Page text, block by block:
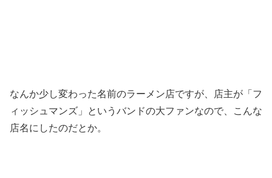
なんか少し変わった名前のラーメン店ですが、店主が「フ
ィッシュマンズ」というバンドの大ファンなので、こんな
店名にしたのだとか。